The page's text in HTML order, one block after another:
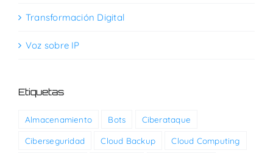
Transformación Digital
Voz sobre IP
Etiquetas
Almacenamiento Bots Ciberataque
Ciberseguridad Cloud Backup Cloud Computing